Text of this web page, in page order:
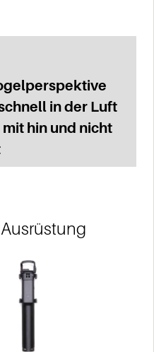
in der Luft
hin und nicht